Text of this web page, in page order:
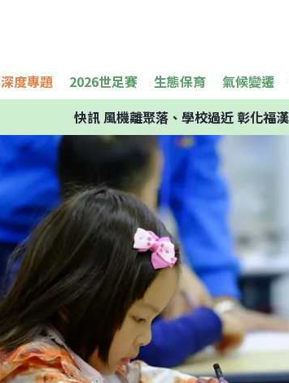
深度專題 2026世足賽 生態保育 氣候變遷
快訊風機離聚落、學校過近 彰化福